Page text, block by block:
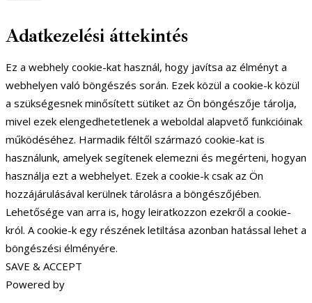
Adatkezelési áttekintés
Ez a webhely cookie-kat használ, hogy javítsa az élményt a
webhelyen való böngészés során. Ezek közül a cookie-k közül
a szükségesnek minősített sütiket az Ön böngészője tárolja,
mivel ezek elengedhetetlenek a weboldal alapvető funkcióinak
működéséhez. Harmadik féltől származó cookie-kat is
használunk, amelyek segítenek elemezni és megérteni, hogyan
használja ezt a webhelyet. Ezek a cookie-k csak az Ön
hozzájárulásával kerülnek tárolásra a böngészőjében.
Lehetősége van arra is, hogy leiratkozzon ezekről a cookie-
król. A cookie-k egy részének letiltása azonban hatással lehet a
böngészési élményére.
SAVE & ACCEPT
Powered by